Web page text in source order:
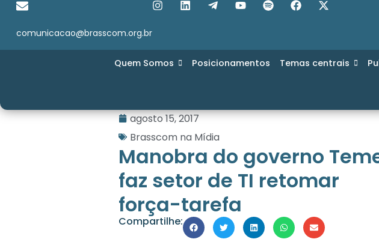
comunicacao@brasscom.org.br
Quem Somos Posicionamentos Temas centrais
agosto 15, 2017
Brasscom na Mídia
Manobra do governo
faz setor de TI retomar
força-tarefa
Compartilhe: